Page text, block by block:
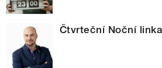
Čtvrteční Noční